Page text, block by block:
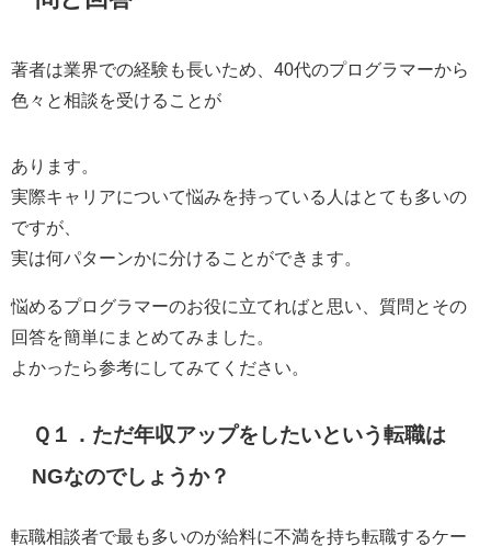
著者は業界での経験も長いため、40代のプログラマーから
色々と相談を受けることが
あります。
実際キャリアについて悩みを持っている人はとても多いの
ですが、
実は何パターンかに分けることができます。
悩めるプログラマーのお役に立てればと思い、質問とその
回答を簡単にまとめてみました。
よかったら参考にしてみてください。
Ｑ１．ただ年収アップをしたいという転職は
NGなのでしょうか？
転職相談者で最も多いのが給料に不満を持ち転職するケー